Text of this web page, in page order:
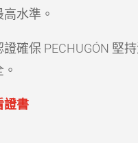
水準。
證確保 PECHUGÓN 堅
證書